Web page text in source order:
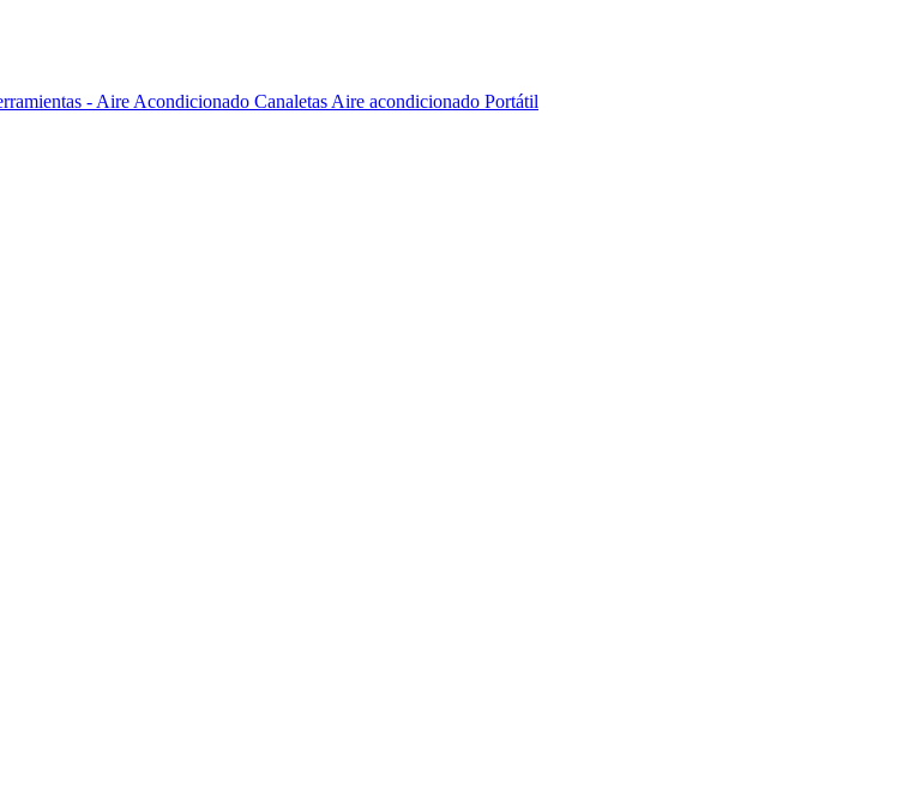
- Aire Acondicionado Canaletas Aire acondicionado Portátil